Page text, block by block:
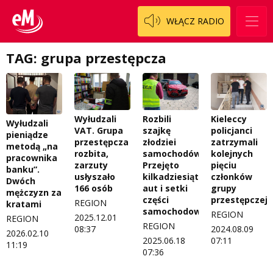
WŁĄCZ RADIO
Pacjent, którego nie zapomnę
Pasjonaci
Piąta strona świata
Prawdę mówiąc
Słowo Dnia
Tak wierzę
Weekend z blondynką
W starych Kielcach
Wszystko w temacie
Logo do pobrania
Regulamin konkursów
Regulamin przesyłania materiałów
Regulamin sklepu internetowego
Regulamin darowizn
Regulamin konkursu Zwierzak naszej klasy
Polityka prywatności
ZNAJDZIESZ NAS TAKŻE NA
TAG: grupa przestępcza
Wyłudzali
pieniądze
metodą „na
pracownika
banku”.
Dwóch
mężczyzn za
kratami
REGION
2026.02.10
11:19
Wyłudzali
VAT. Grupa
przestępcza
rozbita,
zarzuty
usłyszało
166 osób
REGION
2025.12.01
08:37
Rozbili
szajkę
złodziei
samochodów.
Przejęto
kilkadziesiąt
aut i setki
części
samochodowych
REGION
2025.06.18
07:36
Kieleccy
policjanci
zatrzymali
kolejnych
pięciu
członków
grupy
przestępczej
REGION
2024.08.09
07:11